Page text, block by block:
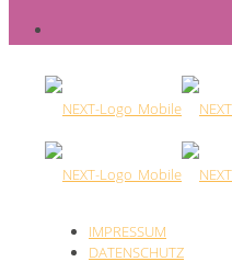
IMPRESSUM
DATENSCHUTZ